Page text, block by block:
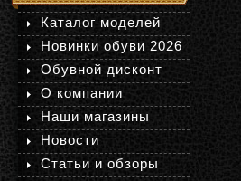
Каталог моделей
Новинки обуви 2026
Обувной дисконт
О компании
Наши магазины
Новости
Статьи и обзоры